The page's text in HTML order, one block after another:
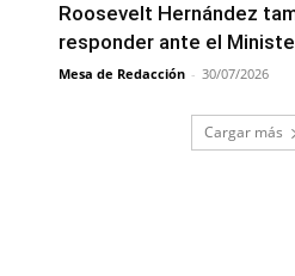
Roosevelt Hernández
responder ante el
Mesa de Redacción - 30/07/2026
Cargar más